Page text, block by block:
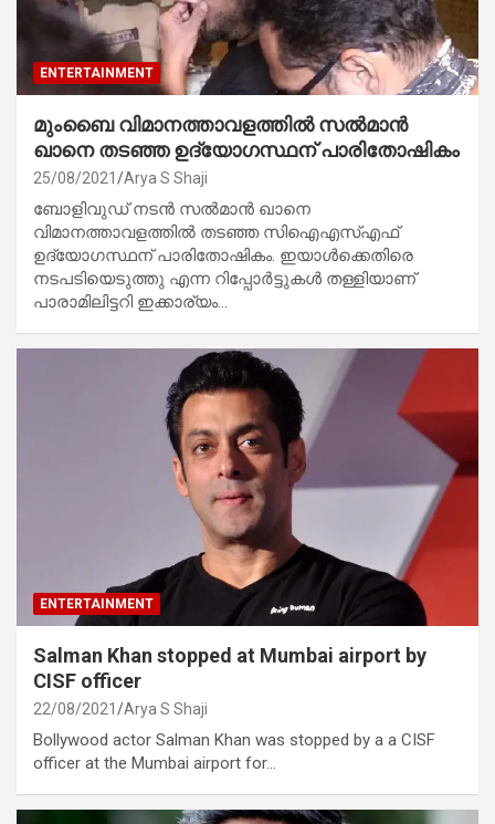
ENTERTAINMENT
മുംബൈ വിമാനത്താവളത്തിൽ സൽമാൻ
ഖാനെ തടഞ്ഞ ഉദ്യോഗസ്ഥന് പാരിതോഷികം
25/08/2021 Arya S Shaji
ബോളിവുഡ് നടൻ സൽമാൻ ഖാനെ
വിമാനത്താവളത്തിൽ തടഞ്ഞ സിഐഎസ്എഫ്
ഉദ്യോഗസ്ഥന് പാരിതോഷികം. ഇയാൾക്കെതിരെ
നടപടിയെടുത്തു എന്ന റിപ്പോർട്ടുകൾ തള്ളിയാണ്
പാരാമിലിട്ടറി ഇക്കാര്യം…
ENTERTAINMENT
Salman Khan stopped at Mumbai airport by
CISF officer
22/08/2021 Arya S Shaji
Bollywood actor Salman Khan was stopped by a a CISF
officer at the Mumbai airport for…